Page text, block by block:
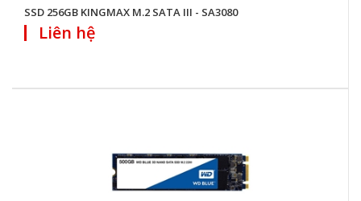
SSD 256GB KINGMAX M.2 SATA III - SA3080
Liên hệ